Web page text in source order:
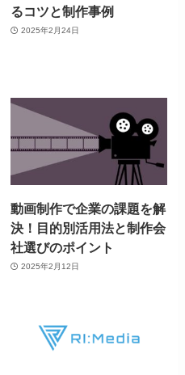
るコツと制作事例
2025年2月24日
動画制作で企業の課題を解
決！目的別活用法と制作会
社選びのポイント
2025年2月12日